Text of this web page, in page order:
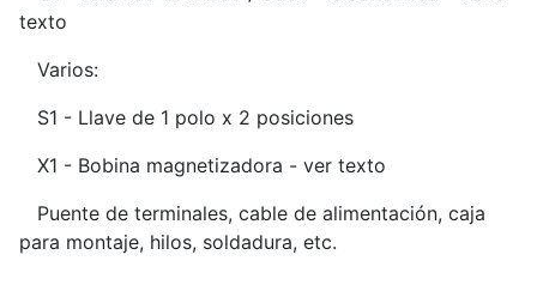
texto
Varios:
S1 - Llave de 1 polo x 2 posiciones
X1 - Bobina magnetizadora - ver texto
Puente de terminales, cable de alimentación, caja
para montaje, hilos, soldadura, etc.